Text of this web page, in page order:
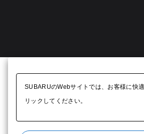
SUBARUのWebサイトでは、お客様に快
リックしてください。​